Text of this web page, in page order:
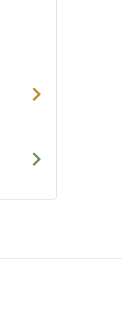
chevron_right
chevron_right